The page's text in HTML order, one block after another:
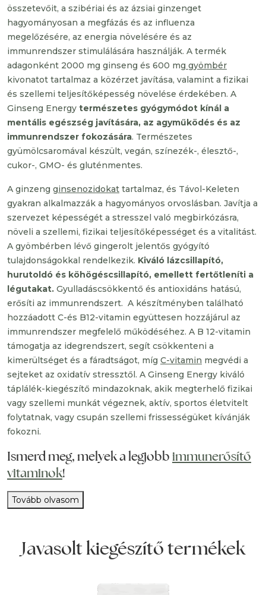
összetevőit, a szibériai és az ázsiai ginzenget
hagyományosan a megfázás és az influenza
megelőzésére, az energia növelésére és az
immunrendszer stimulálására használják. A termék
adagonként 2000 mg ginseng és 600 mg gyömbér
kivonatot tartalmaz a közérzet javítása, valamint a fizikai
és szellemi teljesítőképesség növelése érdekében. A
Ginseng Energy természetes gyógymódot kínál a
mentális egészség javítására, az agyműködés és az
immunrendszer fokozására. Természetes
gyümölcsaromával készült, vegán, színezék-, élesztő-,
cukor-, GMO- és gluténmentes.
A ginzeng ginsenozidokat tartalmaz, és Távol-Keleten
gyakran alkalmazzák a hagyományos orvoslásban. Javítja a
szervezet képességét a stresszel való megbirkózásra,
növeli a szellemi, fizikai teljesítőképességet és a vitalitást.
A gyömbérben lévő gingerolt jelentős gyógyító
tulajdonságokkal rendelkezik. Kiváló lázcsillapító,
hurutoldó és köhögéscsillapító, emellett fertőtleníti a
légutakat. Gyulladáscsökkentő és antioxidáns hatású,
erősíti az immunrendszert. A készítményben található
hozzáadott C-és B12-vitamin együttesen hozzájárul az
immunrendszer megfelelő működéséhez. A B 12-vitamin
támogatja az idegrendszert, segít csökkenteni a
kimerültséget és a fáradtságot, míg C-vitamin megvédi a
sejteket az oxidatív stressztől. A Ginseng Energy kiváló
táplálék-kiegészítő mindazoknak, akik megterhelő fizikai
vagy szellemi munkát végeznek, aktív, sportos életvitelt
folytatnak, vagy csupán szellemi frissességüket kívánják
fokozni.
Ismerd meg, melyek a legjobbimmunerősítő
vitaminok!
Tovább olvasom
Javasolt kiegészítő termékek